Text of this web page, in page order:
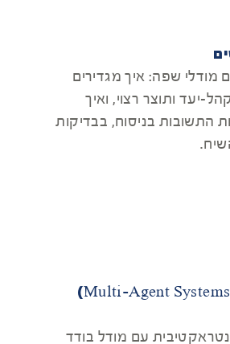
שפה: איך מגדירים
יעד ותוצר רצוי, ואיך
התשובות בניסוח, בבדיקות
מולטי-סוכנים (Multi-Agent Systems)
עם מודל בודד